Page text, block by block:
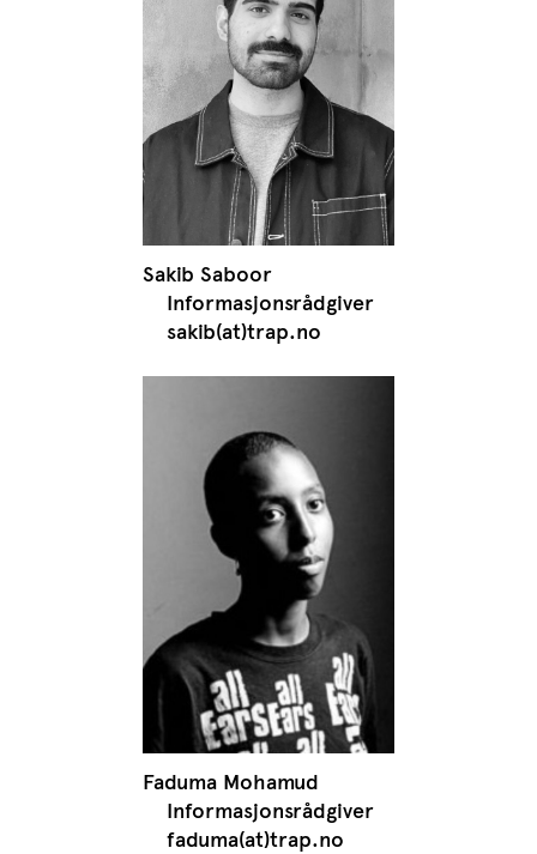
Sakib Saboor
Informasjonsrådgiver
sakib(at)trap.no
Faduma Mohamud
Informasjonsrådgiver
faduma(at)trap.no